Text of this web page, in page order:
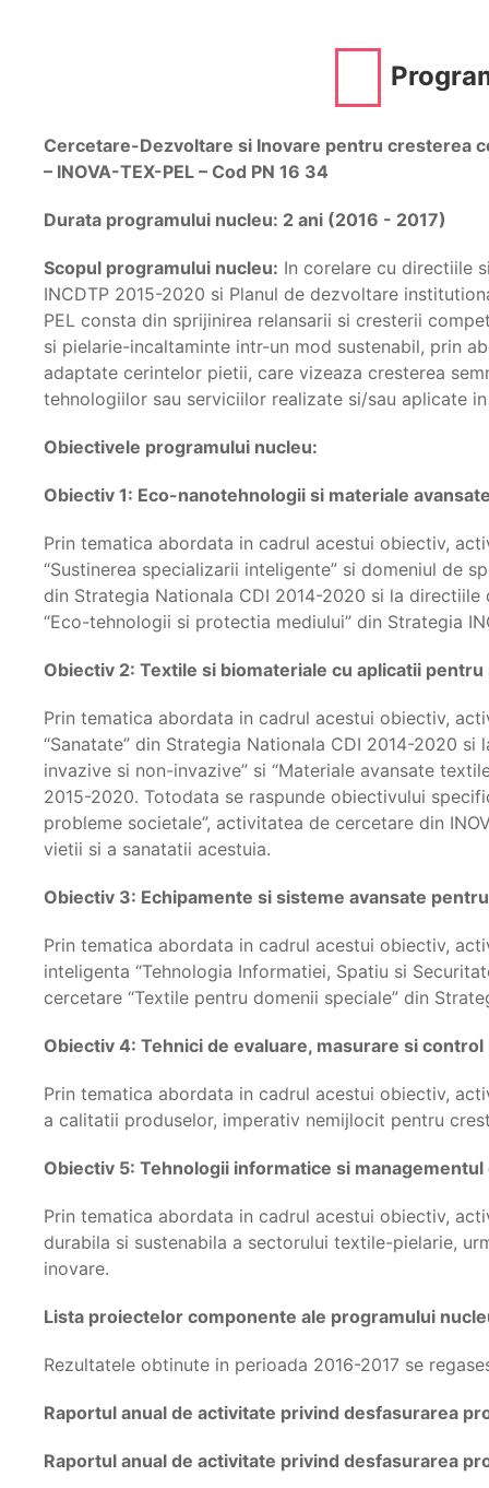
Cercetare-Dezvoltare si Inovare pentru cresterea
– INOVA-TEX-PEL – Cod PN 16 34
Durata programului nucleu: 2 ani (2016 - 2017)
Scopul programului nucleu: In corelare cu directiile
INCDTP 2015-2020 si Planul de dezvoltare
PEL consta din sprijinirea relansarii si cresterii
si pielarie-incaltaminte intr-un mod sustenabil, prin
adaptate cerintelor pietii, care vizeaza cresterea
tehnologiilor sau serviciilor realizate si/sau aplicate
Obiectivele programului nucleu:
Obiectiv 1: Eco-nanotehnologii si materiale
Prin tematica abordata in cadrul acestui obiectiv,
“Sustinerea specializarii inteligente” si domeniul de
din Strategia Nationala CDI 2014-2020 si la
“Eco-tehnologii si protectia mediului” din Strategia
Obiectiv 2: Textile si biomateriale cu aplicatii
Prin tematica abordata in cadrul acestui obiectiv,
“Sanatate” din Strategia Nationala CDI 2014-2020
invazive si non-invazive” si “Materiale avansate
2015-2020. Totodata se raspunde obiectivului
probleme societale”, activitatea de cercetare din
vietii si a sanatatii acestuia.
Obiectiv 3: Echipamente si sisteme avansate
Prin tematica abordata in cadrul acestui obiectiv,
inteligenta “Tehnologia Informatiei, Spatiu si
cercetare “Textile pentru domenii speciale” din
Obiectiv 4: Tehnici de evaluare, masurare si
Prin tematica abordata in cadrul acestui obiectiv,
a calitatii produselor, imperativ nemijlocit pentru
Obiectiv 5: Tehnologii informatice si
Prin tematica abordata in cadrul acestui obiectiv,
durabila si sustenabila a sectorului textile-pielarie,
inovare.
Lista proiectelor componente ale programului
Rezultatele obtinute in perioada 2016-2017 se
Raportul anual de activitate privind desfasurarea
Raportul anual de activitate privind desfasurarea